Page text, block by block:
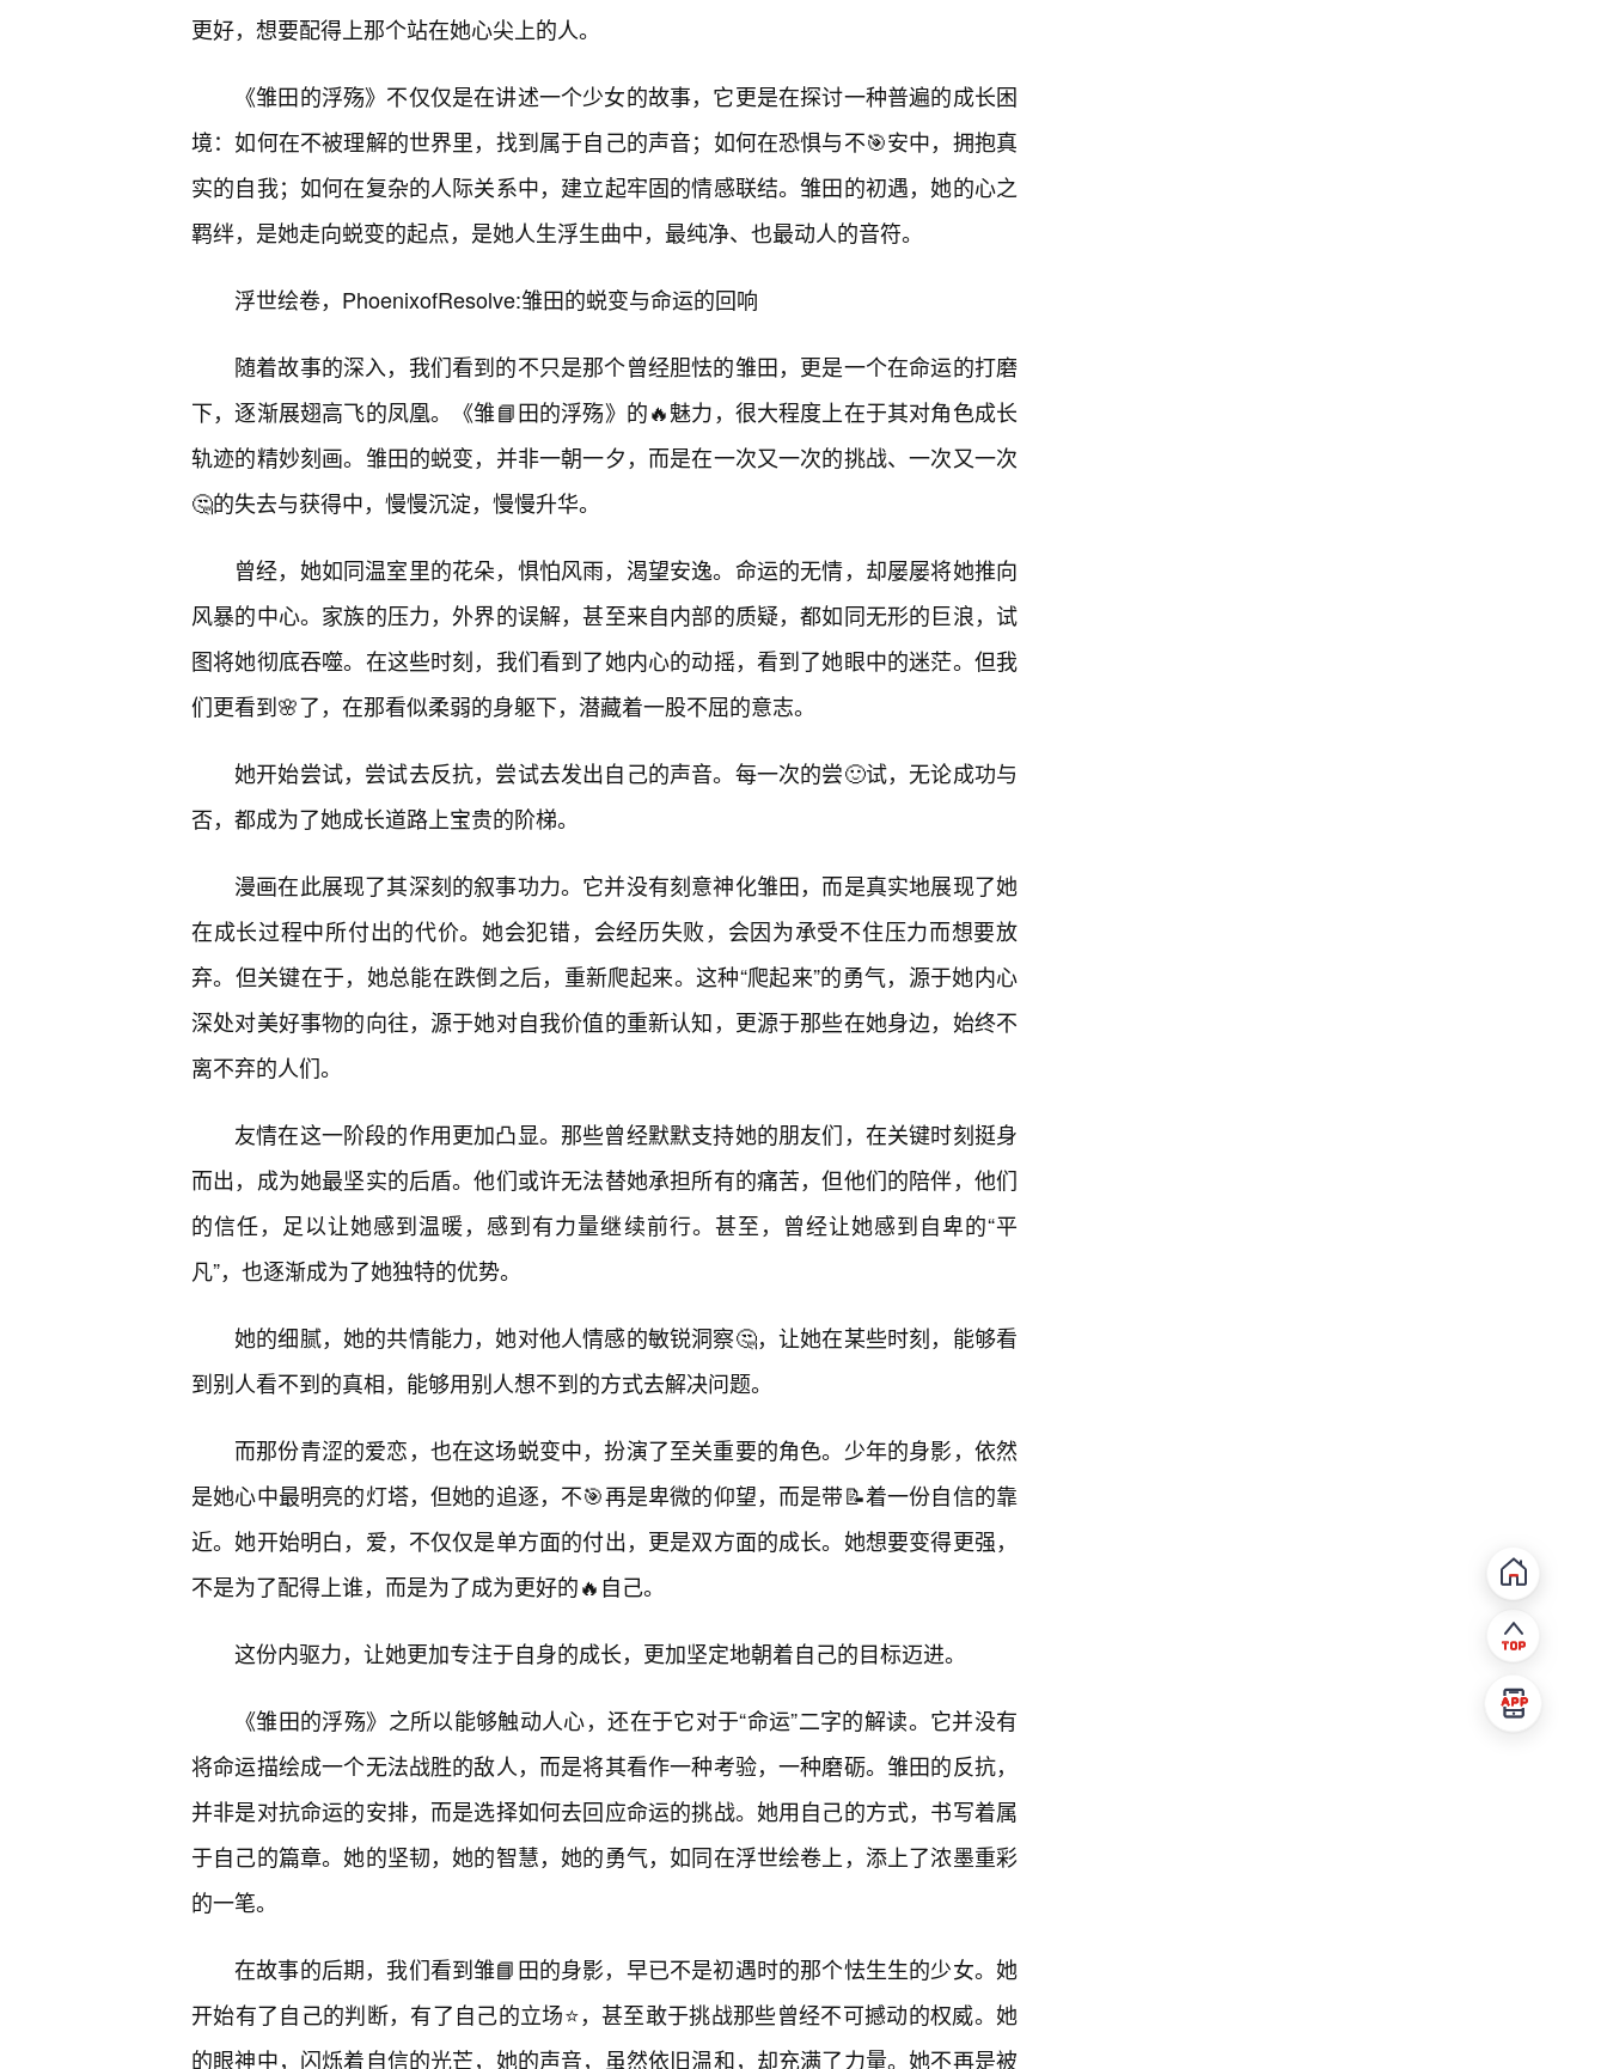
更好，想要配得上那个站在她心尖上的人。
《雏田的浮殇》不仅仅是在讲述一个少女的故事，它更是在探讨一种普遍的成长困
境：如何在不被理解的世界里，找到属于自己的声音；如何在恐惧与不🎯安中，拥抱真
实的自我；如何在复杂的人际关系中，建立起牢固的情感联结。雏田的初遇，她的心之
羁绊，是她走向蜕变的起点，是她人生浮生曲中，最纯净、也最动人的音符。
浮世绘卷，PhoenixofResolve:雏田的蜕变与命运的回响
随着故事的深入，我们看到的不只是那个曾经胆怯的雏田，更是一个在命运的打磨
下，逐渐展翅高飞的凤凰。《雏📘田的浮殇》的🔥魅力，很大程度上在于其对角色成长
轨迹的精妙刻画。雏田的蜕变，并非一朝一夕，而是在一次又一次的挑战、一次又一次
🤔的失去与获得中，慢慢沉淀，慢慢升华。
曾经，她如同温室里的花朵，惧怕风雨，渴望安逸。命运的无情，却屡屡将她推向
风暴的中心。家族的压力，外界的误解，甚至来自内部的质疑，都如同无形的巨浪，试
图将她彻底吞噬。在这些时刻，我们看到了她内心的动摇，看到了她眼中的迷茫。但我
们更看到🌸了，在那看似柔弱的身躯下，潜藏着一股不屈的意志。
她开始尝试，尝试去反抗，尝试去发出自己的声音。每一次的尝🙂试，无论成功与
否，都成为了她成长道路上宝贵的阶梯。
漫画在此展现了其深刻的叙事功力。它并没有刻意神化雏田，而是真实地展现了她
在成长过程中所付出的代价。她会犯错，会经历失败，会因为承受不住压力而想要放
弃。但关键在于，她总能在跌倒之后，重新爬起来。这种“爬起来”的勇气，源于她内心
深处对美好事物的向往，源于她对自我价值的重新认知，更源于那些在她身边，始终不
离不弃的人们。
友情在这一阶段的作用更加凸显。那些曾经默默支持她的朋友们，在关键时刻挺身
而出，成为她最坚实的后盾。他们或许无法替她承担所有的痛苦，但他们的陪伴，他们
的信任，足以让她感到温暖，感到有力量继续前行。甚至，曾经让她感到自卑的“平
凡”，也逐渐成为了她独特的优势。
她的细腻，她的共情能力，她对他人情感的敏锐洞察🤔，让她在某些时刻，能够看
到别人看不到的真相，能够用别人想不到的方式去解决问题。
而那份青涩的爱恋，也在这场蜕变中，扮演了至关重要的角色。少年的身影，依然
是她心中最明亮的灯塔，但她的追逐，不🎯再是卑微的仰望，而是带📝着一份自信的靠
近。她开始明白，爱，不仅仅是单方面的付出，更是双方面的成长。她想要变得更强，
不是为了配得上谁，而是为了成为更好的🔥自己。
这份内驱力，让她更加专注于自身的成长，更加坚定地朝着自己的目标迈进。
《雏田的浮殇》之所以能够触动人心，还在于它对于“命运”二字的解读。它并没有
将命运描绘成一个无法战胜的敌人，而是将其看作一种考验，一种磨砺。雏田的反抗，
并非是对抗命运的安排，而是选择如何去回应命运的挑战。她用自己的方式，书写着属
于自己的篇章。她的坚韧，她的智慧，她的勇气，如同在浮世绘卷上，添上了浓墨重彩
的一笔。
在故事的后期，我们看到雏📘田的身影，早已不是初遇时的那个怯生生的少女。她
开始有了自己的判断，有了自己的立场⭐，甚至敢于挑战那些曾经不可撼动的权威。她
的眼神中，闪烁着自信的光芒，她的声音，虽然依旧温和，却充满了力量。她不再是被